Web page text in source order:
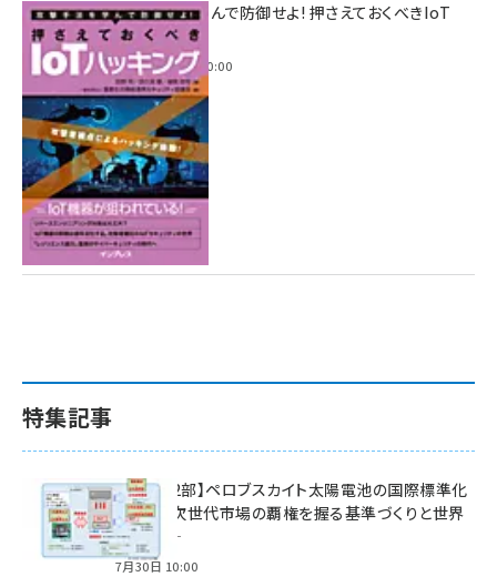
攻撃手法を学んで防御せよ! 押さえておくべきIoT
ハッキング
2022年6月14日 0:00
特集記事
特集【第2部】ペロブスカイト太陽電池の国際標準化
戦略 ― 次世代市場の覇権を握る基準づくりと世界
の動向 ―
7月30日 10:00